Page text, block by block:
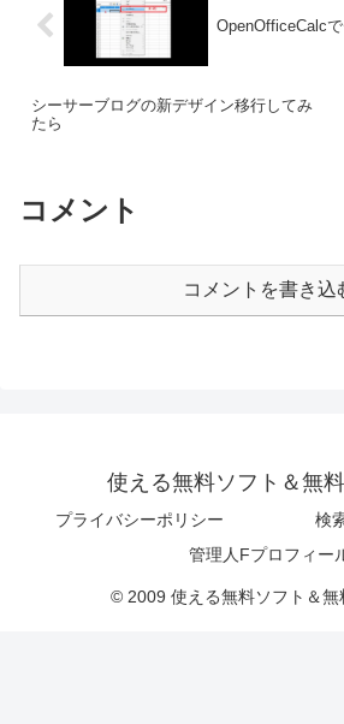
OpenOfficeCalc
シーサーブログの新デザイン移行してみ
たら
コメント
コメントを書き込
使える無料ソフト＆無
プライバシーポリシー
検
管理人Fプロフィー
© 2009 使える無料ソフト＆無